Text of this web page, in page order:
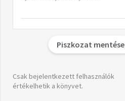
Piszkozat mentése
Csak bejelentkezett felhasználók
értékelhetik a könyvet.